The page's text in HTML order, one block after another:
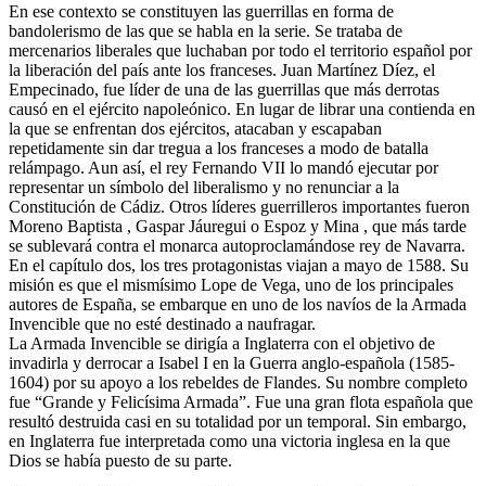
En ese contexto se constituyen las guerrillas en forma de
bandolerismo de las que se habla en la serie. Se trataba de
mercenarios liberales que luchaban por todo el territorio español por
la liberación del país ante los franceses. Juan Martínez Díez, el
Empecinado, fue líder de una de las guerrillas que más derrotas
causó en el ejército napoleónico. En lugar de librar una contienda en
la que se enfrentan dos ejércitos, atacaban y escapaban
repetidamente sin dar tregua a los franceses a modo de batalla
relámpago. Aun así, el rey Fernando VII lo mandó ejecutar por
representar un símbolo del liberalismo y no renunciar a la
Constitución de Cádiz. Otros líderes guerrilleros importantes fueron
Moreno Baptista , Gaspar Jáuregui o Espoz y Mina , que más tarde
se sublevará contra el monarca autoproclamándose rey de Navarra.
En el capítulo dos, los tres protagonistas viajan a mayo de 1588. Su
misión es que el mismísimo Lope de Vega, uno de los principales
autores de España, se embarque en uno de los navíos de la Armada
Invencible que no esté destinado a naufragar.
La Armada Invencible se dirigía a Inglaterra con el objetivo de
invadirla y derrocar a Isabel I en la Guerra anglo-española (1585-
1604) por su apoyo a los rebeldes de Flandes. Su nombre completo
fue “Grande y Felicísima Armada”. Fue una gran flota española que
resultó destruida casi en su totalidad por un temporal. Sin embargo,
en Inglaterra fue interpretada como una victoria inglesa en la que
Dios se había puesto de su parte.